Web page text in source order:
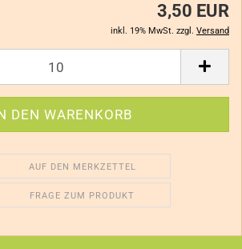
3,50 EUR
inkl. 19% MwSt. zzgl. Versand
AUF DEN MERKZETTEL
FRAGE ZUM PRODUKT